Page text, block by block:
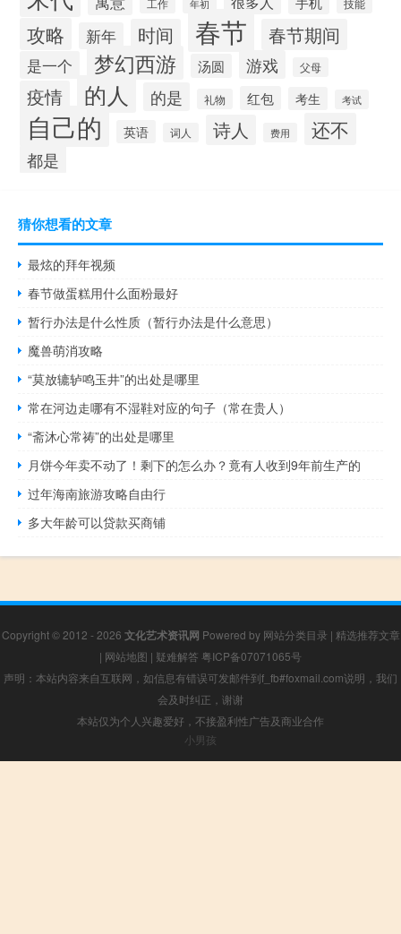
工作 年初 技能
攻略 新年 时间 春节 春节期间
是一个 梦幻西游 汤圆 游戏 父母
疫情 的人 的是 礼物 红包 考生 考试
自己的 英语 词人 诗人 费用 还不
都是
猜你想看的文章
最炫的拜年视频
春节做蛋糕用什么面粉最好
暂行办法是什么性质（暂行办法是什么意思）
魔兽萌消攻略
“莫放辘轳鸣玉井”的出处是哪里
常在河边走哪有不湿鞋对应的句子（常在贵人）
“斋沐心常祷”的出处是哪里
月饼今年卖不动了！剩下的怎么办？竟有人收到9年前生产的
过年海南旅游攻略自由行
多大年龄可以贷款买商铺
Copyright © 2012 - 2026 文化艺术资讯网 Powered by 网站分类目录 | 精选推荐文章
| 网站地图 | 疑难解答 粤ICP备07071065号
声明：本站内容来自互联网，如信息有错误可发邮件到f_fb#foxmail.com说明，我们
会及时纠正，谢谢
本站仅为个人兴趣爱好，不接盈利性广告及商业合作
小男孩